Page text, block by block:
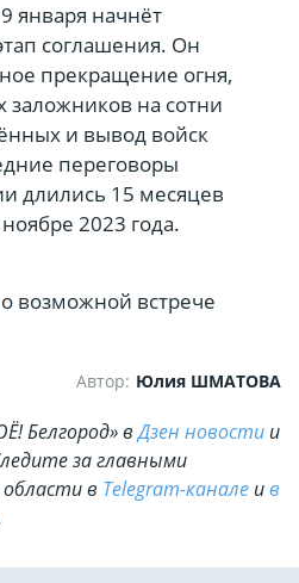
января начнёт
соглашения. Он
прекращение огня,
заложников на сотни
и вывод войск
переговоры
длились 15 месяцев
2023 года.
о возможной встрече
Автор: Юлия ШМАТОВА
Белгород» вДзен новости и
за главными
в Telegram-канале ив